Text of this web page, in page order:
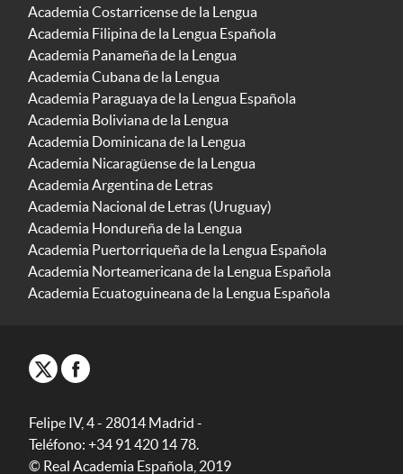
Academia Costarricense de la Lengua
Academia Filipina de la Lengua Española
Academia Panameña de la Lengua
Academia Cubana de la Lengua
Academia Paraguaya de la Lengua Española
Academia Boliviana de la Lengua
Academia Dominicana de la Lengua
Academia Nicaragüense de la Lengua
Academia Argentina de Letras
Academia Nacional de Letras (Uruguay)
Academia Hondureña de la Lengua
Academia Puertorriqueña de la Lengua Española
Academia Norteamericana de la Lengua Española
Academia Ecuatoguineana de la Lengua Española
Felipe IV, 4 - 28014 Madrid -
Teléfono: +34 91 420 14 78.
© Real Academia Española, 2019